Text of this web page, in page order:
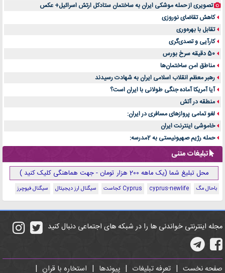
تصویری از حمله موشکی ایران به ساختمان ستادکل ارتش اسرائیل+ عکس
کاهش تقاضای نوروزی
تقابل با بهره‌وری
کارآیی و تصدی‌گری
50 دقیقه سرخ بورس
مناطق امن ساختمان‌ها
رهبر معظم انقلاب اسلامی ایران به شهادت رسیدند
آیا آمریکا آماده جنگی طولانی با ایران است؟
منطقه در آتش
لغو تمامی پروازهای مسافری در ایران:
خاموشی اینترنت ایران
حمله رژیم صهیونیستی به 2مدرسه:
تبلیغات متنی
محل تبلیغ شما (یک ماهه 200 هزار تومان - جهت هماهنگی کلیک کنید )
باحال مگ cyprus-newlife Cyprus کجاست سیگنال ارز دیجیتال سیگنال فیوچرز
مجله اینترنتی خواندنی ها را در شبکه های اجتماعی دنبال کنید
صفحه نخست | تعرفه تبلیغات | پیوندها | استخاره با قران |